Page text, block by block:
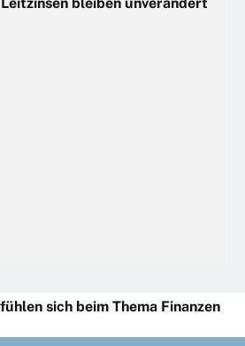
sich beim Thema Finanzen